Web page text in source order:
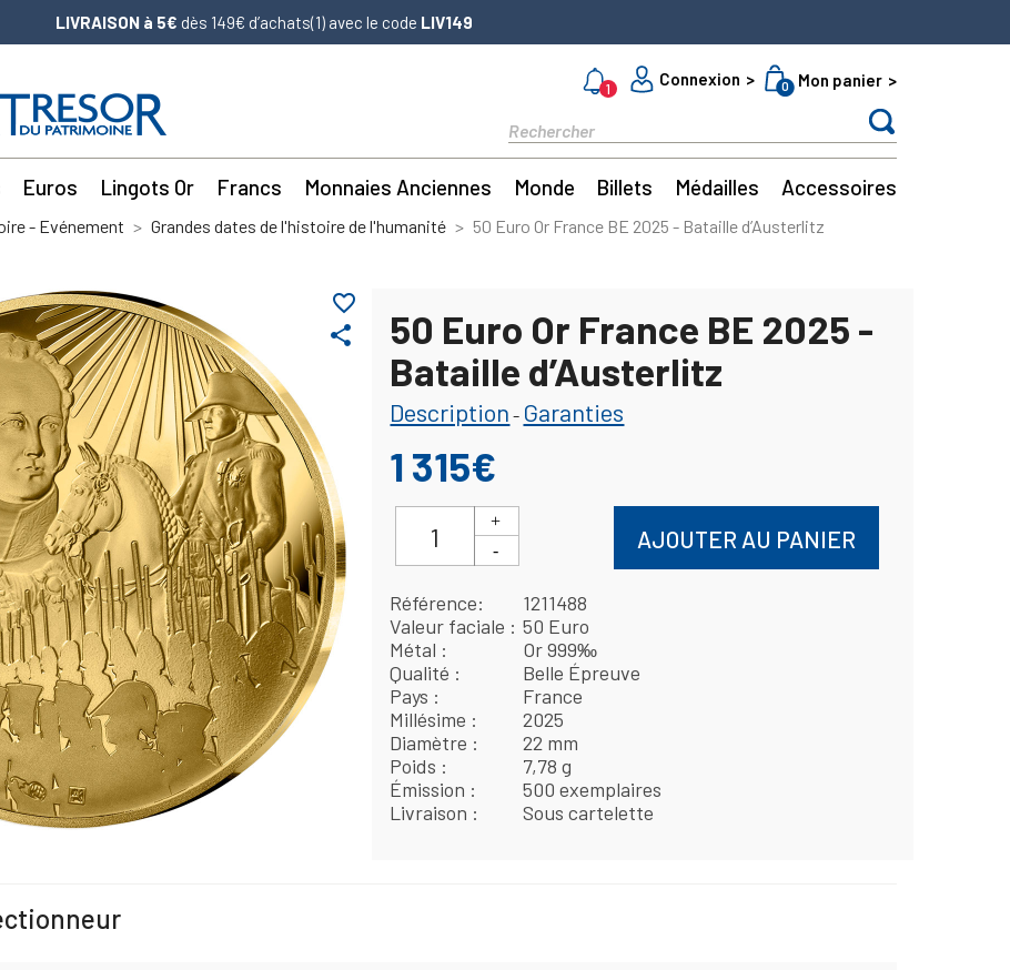
LIVRAISON à 5€ dès 149€ d’achats(1) avec le code LIV149
1
Connexion 0 Mon panier
Euros Lingots Or Francs Monnaies Anciennes Monde Billets Médailles Accessoires
- Evénement Grandes dates de l'histoire de l'humanité 50 Euro Or France BE 2025 - Bataille d’Austerlitz
share
favorite_border
50 Euro Or France BE 2025 -
Bataille d’Austerlitz
Description - Garanties
1 315€
AJOUTER AU PANIER
Référence
1211488
Valeur faciale
50 Euro
Métal
Or 999‰
Qualité
Belle Épreuve
Pays
France
Millésime
2025
Diamètre
22 mm
Poids
7,78 g
Émission
500 exemplaires
Livraison
Sous cartelette